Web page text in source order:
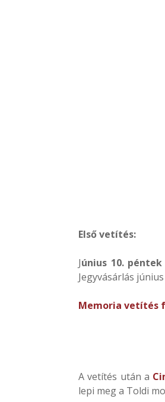
Első vetítés:
Június 10.
Jegyvásárlás
Memoria vetítés
A vetítés után a
lepi meg a Toldi